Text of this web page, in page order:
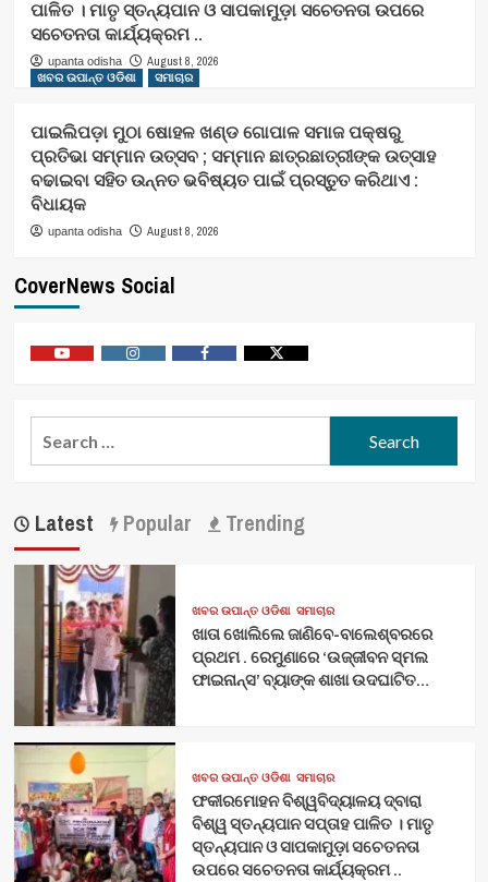
ପାଳିତ । ମାତୃ ସ୍ତନ୍ୟପାନ ଓ ସାପକାମୁଡ଼ା ସଚେତନତା ଉପରେ
ସଚେତନତା କାର୍ଯ୍ୟକ୍ରମ ..
upanta odisha
August 8, 2026
ଖବର ଉପାନ୍ତ ଓଡିଶା
ସମାଚାର
ପାଇଲିପଡ଼ା ମୁଠା ଷୋହଳ ଖଣ୍ଡ ଗୋପାଳ ସମାଜ ପକ୍ଷରୁ
ପ୍ରତିଭା ସମ୍ମାନ ଉତ୍ସବ ; ସମ୍ମାନ ଛାତ୍ରଛାତ୍ରୀଙ୍କ ଉତ୍ସାହ
ବଢାଇବା ସହିତ ଉନ୍ନତ ଭବିଷ୍ୟତ ପାଇଁ ପ୍ରସ୍ତୁତ କରିଥାଏ :
ବିଧାୟକ
upanta odisha August 8, 2026
CoverNews Social
Latest Popular Trending
ଖବର ଉପାନ୍ତ ଓଡିଶା ସମାଚାର
ଖାତା ଖୋଲିଲେ ଜାଣିବେ-ବାଲେଶ୍ବରରେ
ପ୍ରଥମ . ରେମୁଣାରେ ‘ଉଜ୍ଜୀବନ ସ୍ମଲ
ଫାଇନାନ୍ସ’ ବ୍ୟାଙ୍କ ଶାଖା ଉଦଘାଟିତ…
ଖବର ଉପାନ୍ତ ଓଡିଶା ସମାଚାର
ଫକୀରମୋହନ ବିଶ୍ୱବିଦ୍ୟାଳୟ ଦ୍ବାରା
ବିଶ୍ୱ ସ୍ତନ୍ୟପାନ ସପ୍ତାହ ପାଳିତ । ମାତୃ
ସ୍ତନ୍ୟପାନ ଓ ସାପକାମୁଡ଼ା ସଚେତନତା
ଉପରେ ସଚେତନତା କାର୍ଯ୍ୟକ୍ରମ ..